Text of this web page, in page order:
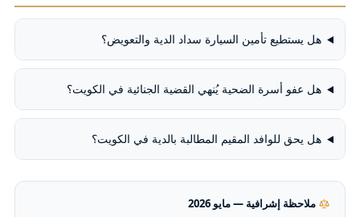
هل يستطيع تأمين السيارة سداد الدية والتعويض؟
هل عفو أسرة الضحية يُنهي القضية الجنائية في الكويت؟
هل يحق للوافد المقيم المطالبة بالدية في الكويت؟
ملاحظة إشرافية — مايو 2026